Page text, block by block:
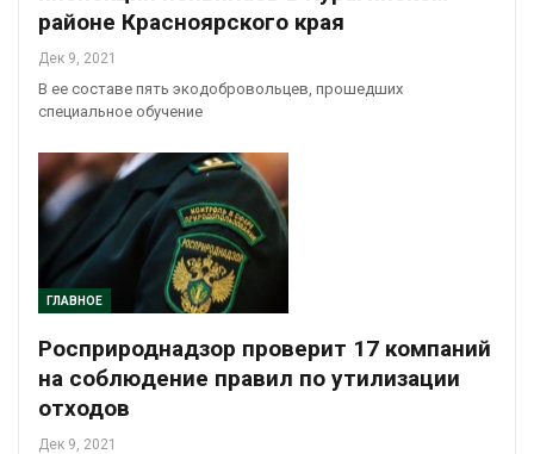
районе Красноярского края
Дек 9, 2021
В ее составе пять экодобровольцев, прошедших
специальное обучение
ГЛАВНОЕ
Росприроднадзор проверит 17 компаний
на соблюдение правил по утилизации
отходов
Дек 9, 2021